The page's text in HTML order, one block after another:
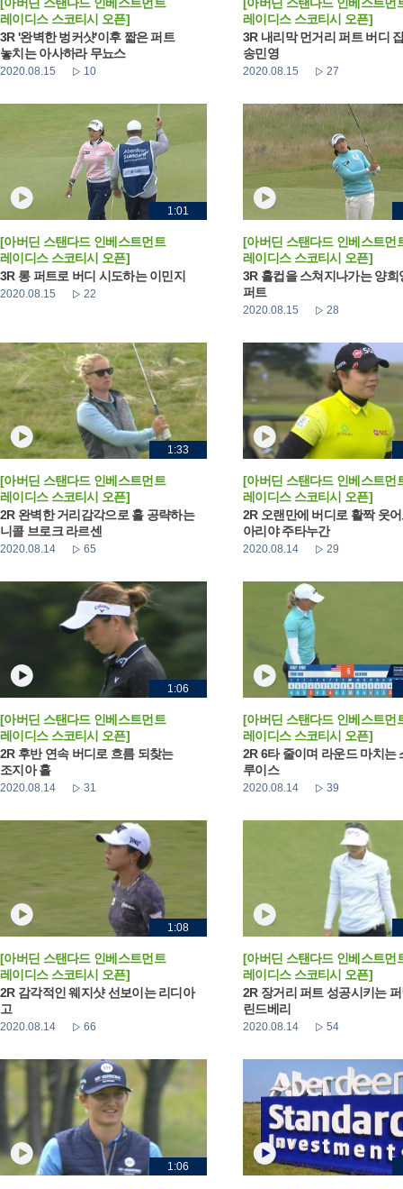
레이디스 스코티시 오픈]
3R '완벽한 벙커샷'이후 짧은 퍼트
놓치는 아사하라 무뇨스
2020.08.15 10
레이디스 스코티시 오픈]
3R 내리막 먼거리 퍼트 버디
송민영
2020.08.15 27
1:01
[아버딘 스탠다드 인베스트먼트
레이디스 스코티시 오픈]
3R 롱 퍼트로 버디 시도하는 이민지
2020.08.15 22
[아버딘 스탠다드 인베스트먼
레이디스 스코티시 오픈]
3R 홀컵을 스쳐지나가는 양희
퍼트
2020.08.15 28
1:33
[아버딘 스탠다드 인베스트먼트
레이디스 스코티시 오픈]
2R 완벽한 거리감각으로 홀 공략하는
니콜 브로크 라르센
2020.08.14 65
[아버딘 스탠다드 인베스트먼
레이디스 스코티시 오픈]
2R 오랜만에 버디로 활짝 웃
아리야 주타누간
2020.08.14 29
1:06
[아버딘 스탠다드 인베스트먼트
레이디스 스코티시 오픈]
2R 후반 연속 버디로 흐름 되찾는
조지아 홀
2020.08.14 31
[아버딘 스탠다드 인베스트먼
레이디스 스코티시 오픈]
2R 6타 줄이며 라운드 마치는
루이스
2020.08.14 39
1:08
[아버딘 스탠다드 인베스트먼트
레이디스 스코티시 오픈]
2R 감각적인 웨지샷 선보이는 리디아
고
2020.08.14 66
[아버딘 스탠다드 인베스트먼
레이디스 스코티시 오픈]
2R 장거리 퍼트 성공시키는
린드베리
2020.08.14 54
1:06